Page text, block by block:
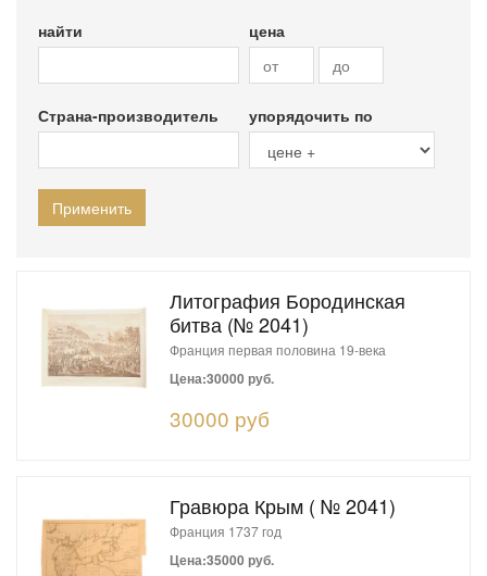
найти цена
Страна-производитель упорядочить по
Литография Бородинская
битва (№ 2041)
Франция первая половина 19-века
Цена:30000 руб.
30000 руб
Гравюра Крым ( № 2041)
Франция 1737 год
Цена:35000 руб.